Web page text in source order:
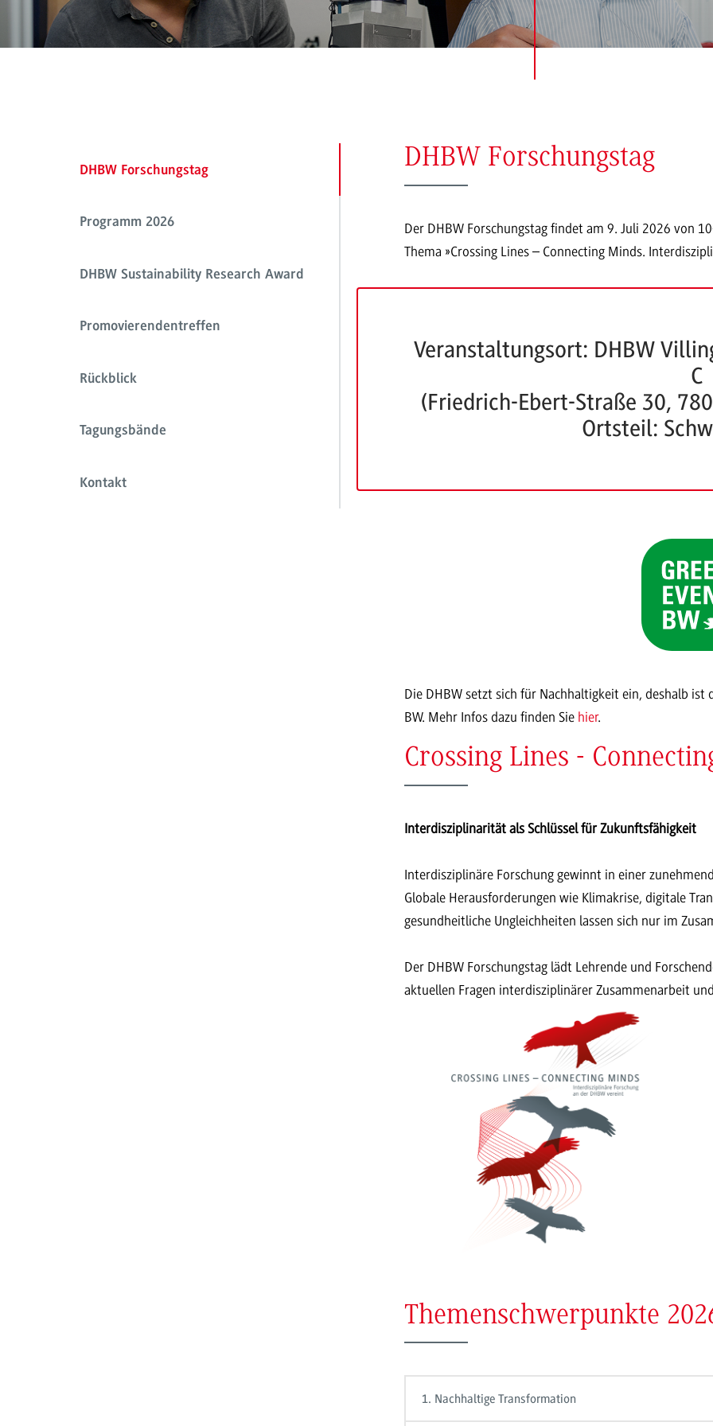
DHBW Forschungstag
Programm 2026
DHBW Sustainability Research Award
Promovierendentreffen
Rückblick
Tagungsbände
Kontakt
DHBW Forschungstag
Der DHBW Forschungstag findet am 9. Juli 2026 von
Thema »Crossing Lines – Connecting Minds.
Veranstaltungsort: DHBW
C
(Friedrich-Ebert-Straße 30,
Ortsteil:
Die DHBW setzt sich für Nachhaltigkeit ein, deshalb
BW. Mehr Infos dazu finden Sie hier.
Crossing Lines -
Interdisziplinarität als Schlüssel für Zukunftsfähigkeit
Interdisziplinäre Forschung gewinnt in einer
Globale Herausforderungen wie Klimakrise, digitale
gesundheitliche Ungleichheiten lassen sich nur im
Der DHBW Forschungstag lädt Lehrende und
aktuellen Fragen interdisziplinärer Zusammenarbeit
Themenschwerpunkte
1. Nachhaltige Transformation